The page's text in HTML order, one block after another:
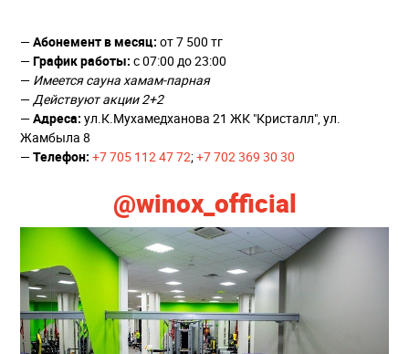
—Абонемент в месяц: от 7 500 тг
—График работы: с 07:00 до 23:00
— Имеется сауна хамам-парная
—Действуют акции 2+2
—Адреса: ул.К.Мухамедханова 21 ЖК "Кристалл", ул.
Жамбыла 8
—Телефон: +7 705 112 47 72;+7 702 369 30 30
@winox_official